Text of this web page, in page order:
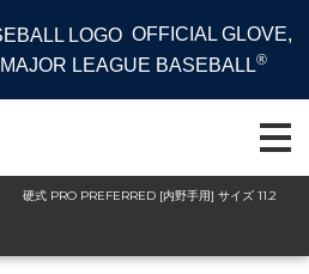
OFFICIAL GLOVE,
LEAGUE BASEBALL®
硬式 PRO PREFERRED [内野手用] サイズ 11.2